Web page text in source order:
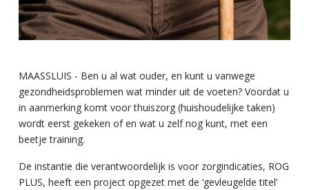
MAASSLUIS - Ben u al wat ouder, en kunt u vanwege
gezondheidsproblemen wat minder uit de voeten? Voordat u
in aanmerking komt voor thuiszorg (huishoudelijke taken)
wordt eerst gekeken of en wat u zelf nog kunt, met een
beetje training.
De instantie die verantwoordelijk is voor zorgindicaties, ROG
PLUS, heeft een project opgezet met de ‘gevleugelde titel’